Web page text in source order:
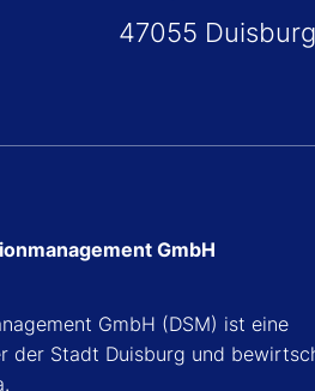
47055 Duisburg
GmbH
GmbH (DSM) ist eine
der Stadt Duisburg und